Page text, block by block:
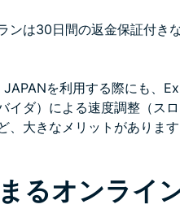
ンは30日間の返金保証付き
を利用する際にも、
イダ）による速度調整（ス
、大きなメリットがありま
るオンライ